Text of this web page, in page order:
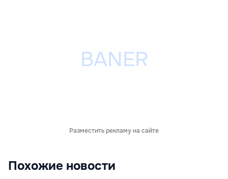
Разместить рекламу на сайте
Похожие новости